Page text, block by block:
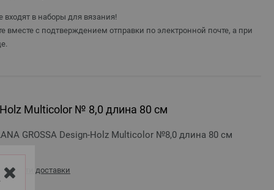
в наборы для вязания!
вместе с подтверждением отправки по электронной почте, а при
Multicolor № 8,0 длина 80 см
GROSSA Design-Holz Multicolor №8,0 длина 80 см
доставки